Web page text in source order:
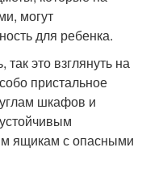
могут
для ребенка.
это взглянуть на
пристальное
шкафов и
ящикам с опасными